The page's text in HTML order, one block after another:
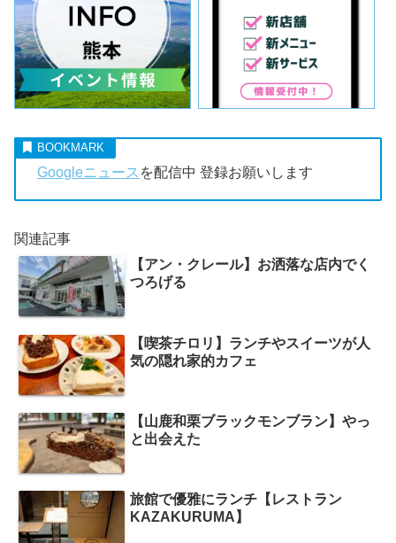
Googleニュース を配信中 登録お願いします
関連記事
【アン・クレール】お洒落な店内でく
つろげる
【喫茶チロリ】ランチやスイーツが人
気の隠れ家的カフェ
【山鹿和栗ブラックモンブラン】やっ
と出会えた
旅館で優雅にランチ【レストラン
KAZAKURUMA】